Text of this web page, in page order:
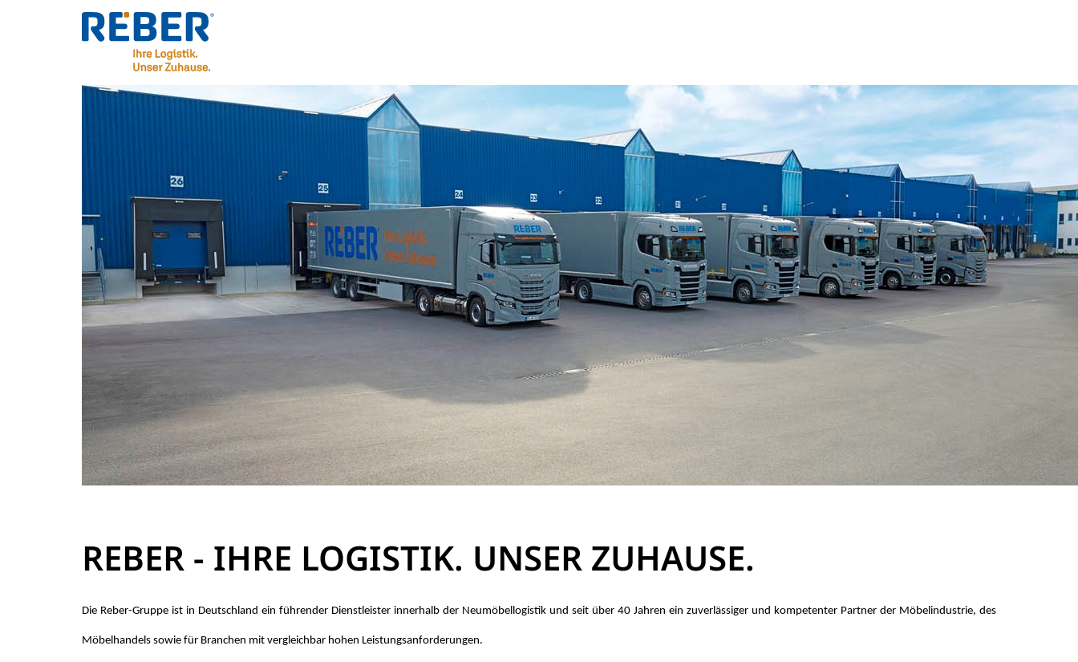
REBER - IHRE LOGISTIK. UNSER ZUHAUSE.
Die Reber-Grup­pe ist in Deutsch­land ein füh­ren­der Dienst­leis­ter in­ner­halb der Neu­mö­bel­lo­gis­tik und seit über 40 Jah­ren ein zu­ver­läs­si­ger und kom­pe­ten­ter Part­ner der Mö­bel­in­dus­trie, des
Mö­bel­han­dels so­wie für Bran­chen mit ver­gleich­bar ho­hen Leis­tungs­an­for­de­run­gen.